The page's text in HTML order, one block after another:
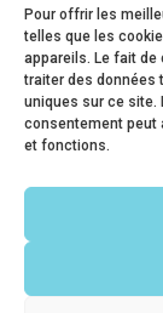
Pour offrir les
telles que les
appareils. Le fait
traiter des données
uniques sur ce site.
consentement peut
et fonctions.